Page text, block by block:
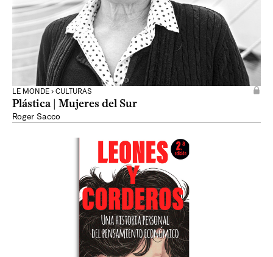
LE MONDE › CULTURAS
Plástica | Mujeres del Sur
Roger Sacco